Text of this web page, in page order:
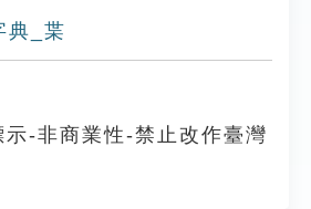
典_枼
-非商業性-禁止改作臺灣